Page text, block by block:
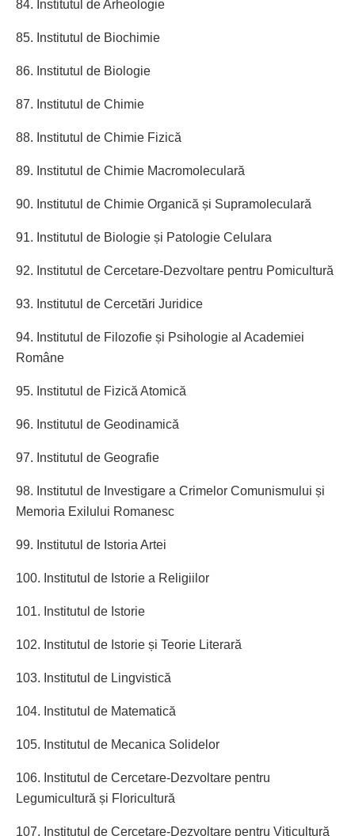
84. Institutul de Arheologie
85. Institutul de Biochimie
86. Institutul de Biologie
87. Institutul de Chimie
88. Institutul de Chimie Fizică
89. Institutul de Chimie Macromoleculară
90. Institutul de Chimie Organică și Supramoleculară
91. Institutul de Biologie și Patologie Celulara
92. Institutul de Cercetare-Dezvoltare pentru Pomicultură
93. Institutul de Cercetări Juridice
94. Institutul de Filozofie și Psihologie al Academiei
Române
95. Institutul de Fizică Atomică
96. Institutul de Geodinamică
97. Institutul de Geografie
98. Institutul de Investigare a Crimelor Comunismului și
Memoria Exilului Romanesc
99. Institutul de Istoria Artei
100. Institutul de Istorie a Religiilor
101. Institutul de Istorie
102. Institutul de Istorie și Teorie Literară
103. Institutul de Lingvistică
104. Institutul de Matematică
105. Institutul de Mecanica Solidelor
106. Institutul de Cercetare-Dezvoltare pentru
Legumicultură și Floricultură
107. Institutul de Cercetare-Dezvoltare pentru Viticultură